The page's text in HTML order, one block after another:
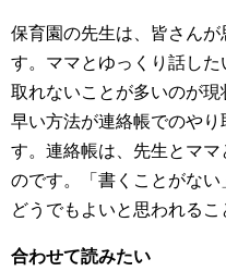
保育園の先生は、皆さん
す。ママとゆっくり話し
取れないことが多いのが
早い方法が連絡帳でのや
す。連絡帳は、先生とマ
のです。「書くことがな
どうでもよいと思われるこ
合わせて読みたい